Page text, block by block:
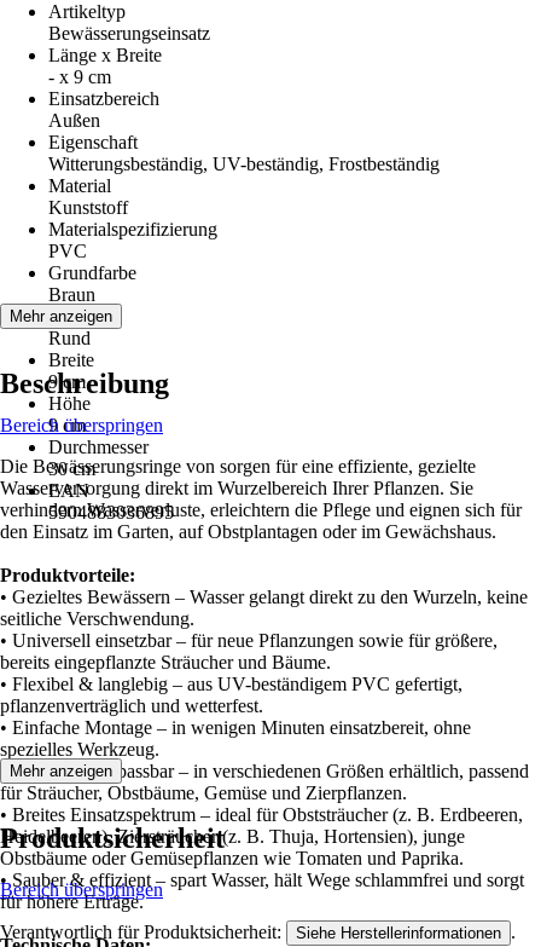
Artikeltyp
Bewässerungseinsatz
Länge x Breite
- x 9 cm
Einsatzbereich
Außen
Eigenschaft
Witterungsbeständig, UV-beständig, Frostbeständig
Material
Kunststoff
Materialspezifizierung
PVC
Grundfarbe
Braun
Form
Rund
Breite
9 cm
Höhe
9 cm
Durchmesser
30 cm
EAN
5904883036895
Mehr anzeigen
Beschreibung
Bereich überspringen
Die Bewässerungsringe von sorgen für eine effiziente, gezielte
Wasserversorgung direkt im Wurzelbereich Ihrer Pflanzen. Sie
verhindern Wasserverluste, erleichtern die Pflege und eignen sich für
den Einsatz im Garten, auf Obstplantagen oder im Gewächshaus.
Produktvorteile:
• Gezieltes Bewässern – Wasser gelangt direkt zu den Wurzeln, keine
seitliche Verschwendung.
• Universell einsetzbar – für neue Pflanzungen sowie für größere,
bereits eingepflanzte Sträucher und Bäume.
• Flexibel & langlebig – aus UV-beständigem PVC gefertigt,
pflanzenverträglich und wetterfest.
• Einfache Montage – in wenigen Minuten einsatzbereit, ohne
spezielles Werkzeug.
• Individuell anpassbar – in verschiedenen Größen erhältlich, passend
für Sträucher, Obstbäume, Gemüse und Zierpflanzen.
• Breites Einsatzspektrum – ideal für Obststräucher (z. B. Erdbeeren,
Heidelbeeren), Ziersträucher (z. B. Thuja, Hortensien), junge
Obstbäume oder Gemüsepflanzen wie Tomaten und Paprika.
• Sauber & effizient – spart Wasser, hält Wege schlammfrei und sorgt
für höhere Erträge.
Mehr anzeigen
Produktsicherheit
Bereich überspringen
Verantwortlich für Produktsicherheit: Siehe Herstellerinformationen .